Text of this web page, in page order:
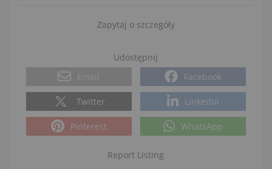
Zapytaj o szczegóły
Udostępnij
Email
Facebook
Twitter LinkedIn
Pinterest WhatsApp
Report Listing